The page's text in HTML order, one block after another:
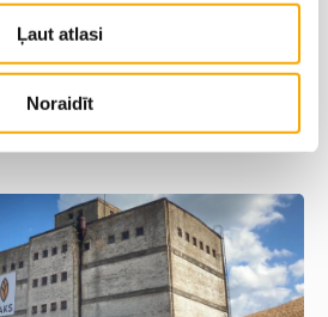
Ļaut atlasi
Noraidīt